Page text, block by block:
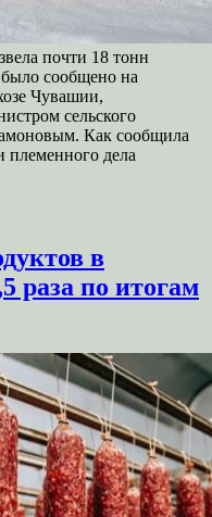
почти 18 тонн
сообщено на
Чувашии,
сельского
Как сообщила
племенного дела
в
раза по итогам